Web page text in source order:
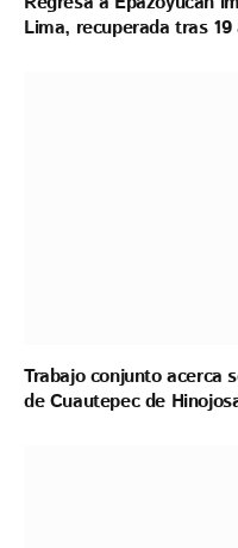
Lima, recuperada tras
Trabajo conjunto acerca
de Cuautepec de